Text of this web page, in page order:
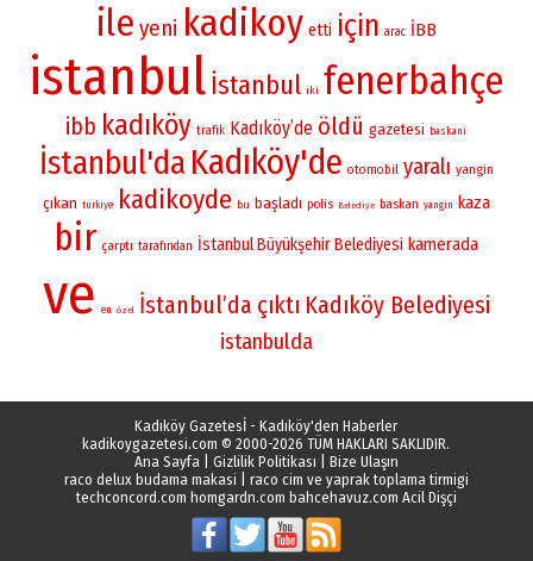
ile yeni kadikoy etti için arac İBB
istanbulİstanbul iki fenerbahçe
ibb kadıköy trafik Kadıköy’de öldü gazetesi baskani
İstanbul'da Kadıköy'de otomobil yaralı yangin
çıkan turkiye kadikoyde bu başladı polis Belediye baskan yangın kaza
bir çarptı tarafından İstanbul Büyükşehir Belediyesi kamerada
ve en özel İstanbul’da çıktı Kadıköy Belediyesi
istanbulda
Kadıköy Gazetesİ - Kadıköy'den Haberler
kadikoygazetesi.com © 2000-2026 TÜM HAKLARI SAKLIDIR.
Ana Sayfa
Gizlilik Politikası
Bize Ulaşın
raco delux budama makasi
raco cim ve yaprak toplama tirmigi
techconcord.com homgardn.com bahcehavuz.com Acil Dişçi